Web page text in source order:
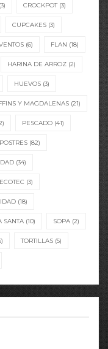
CROCKPOT(3)
CUPCAKES(3)
(6) FLAN (18)
HARINA DE ARROZ (2)
HUEVOS(3)
Y MAGDALENAS(21)
PESCADO(41)
POSTRES(82)
(34)
(3)
(18)
SANTA(10) SOPA(2)
TORTILLAS(5)